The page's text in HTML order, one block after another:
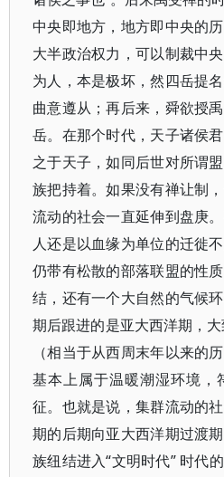
中央即地方，地方即中央的
大半政治权力，可以制裁中
为人，本是极坏，然四岳提
曲意遵从；再后来，舜欲授
岳。在那个时代，天子诸侯
之于天子，如同后世对所谓
族把持着。如果没有禅让制
流动的社会一直延伸到盘庚
人还是以血缘为单位的迁徙
仍带有松散的部落联盟的性
结，还有一个大自然的气候
期后跟进的是亚大西洋期，
（相当于从西周末年以来的
基本上属于温暖潮湿环境，
征。也就是说，集群流动的
期的后期向亚大西洋期过渡
族纽结进入“文明时代” 时代